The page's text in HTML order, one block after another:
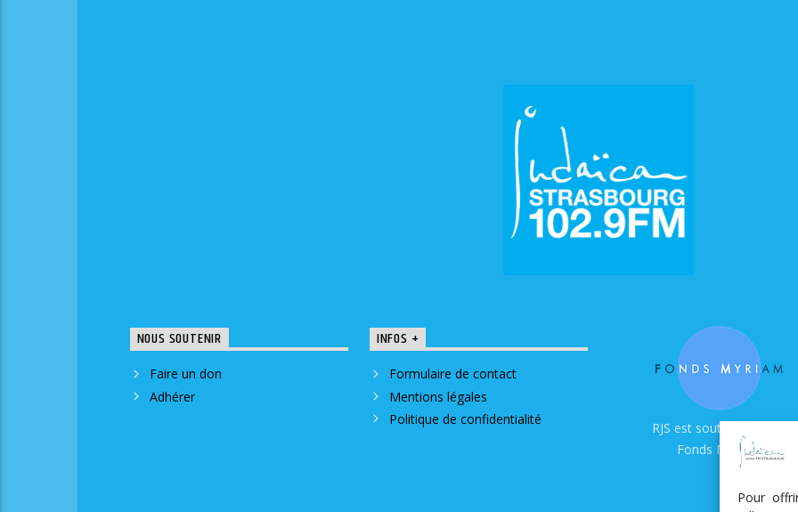
Pour
NOUS SOUTENIR
Faire un don
Adhérer
INFOS +
Formulaire de contact
Mentions légales
Politique de confidentialité
RJS est soutenue par le
Fonds Myriam